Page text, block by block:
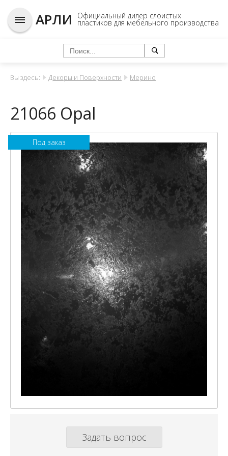
АРЛИ Официальный дилер слоистых
пластиков для мебельного производства
Вы здесь: Декоры и Поверхности Мерино
21066 Opal
Под заказ
Задать вопрос